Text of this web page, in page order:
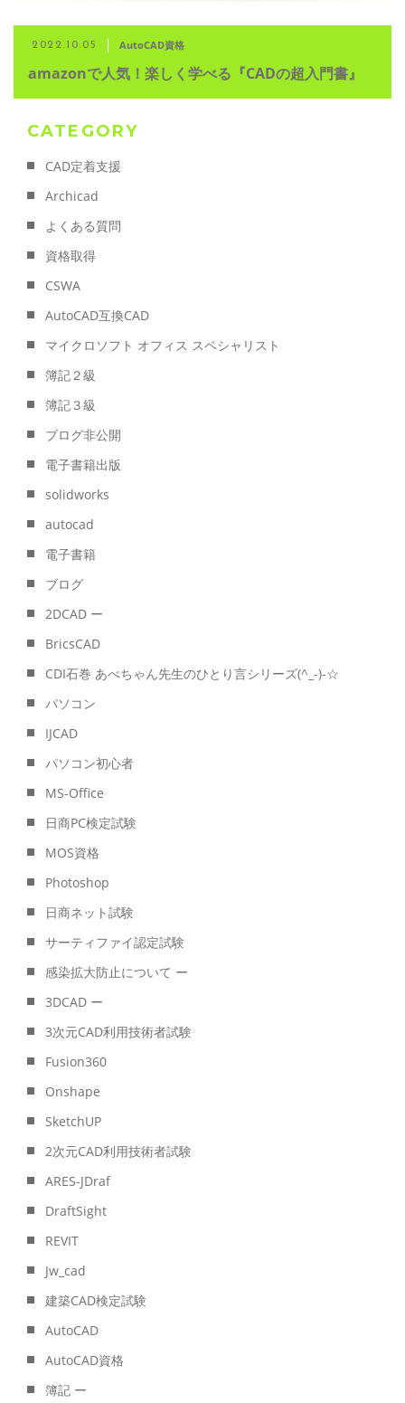
2022.10.05 AutoCAD資格
amazonで人気！楽しく学べる『CADの超入門書』
CATEGORY
CAD定着支援
Archicad
よくある質問
資格取得
CSWA
AutoCAD互換CAD
マイクロソフト オフィス スペシャリスト
簿記２級
簿記３級
ブログ非公開
電子書籍出版
solidworks
autocad
電子書籍
ブログ
2DCAD ー
BricsCAD
CDI石巻 あべちゃん先生のひとり言シリーズ(^_-)-☆
パソコン
IJCAD
パソコン初心者
MS-Office
日商PC検定試験
MOS資格
Photoshop
日商ネット試験
サーティファイ認定試験
感染拡大防止について ー
3DCAD ー
3次元CAD利用技術者試験
Fusion360
Onshape
SketchUP
2次元CAD利用技術者試験
ARES-JDraf
DraftSight
REVIT
Jw_cad
建築CAD検定試験
AutoCAD
AutoCAD資格
簿記 ー